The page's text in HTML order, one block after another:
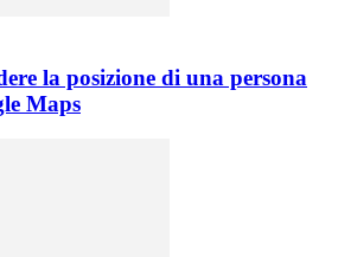
la posizione di una persona
Maps